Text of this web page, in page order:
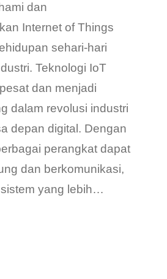
dan
Internet of Things
sehari-hari
Teknologi IoT
dan menjadi
dalam revolusi industri
depan digital. Dengan
perangkat dapat
dan berkomunikasi,
yang lebih…